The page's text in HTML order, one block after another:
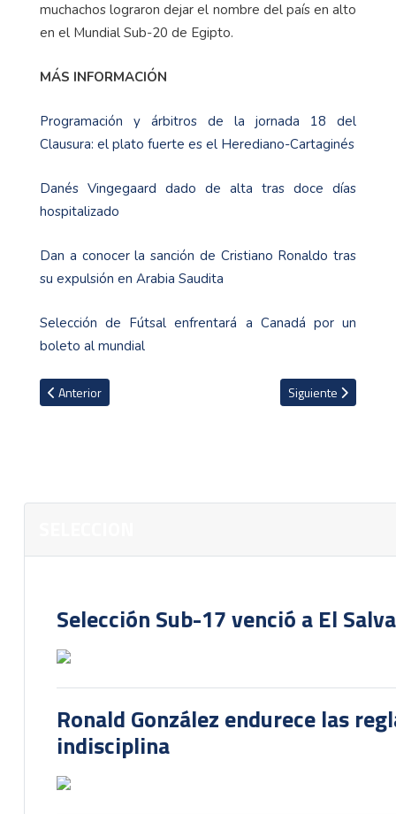
muchachos lograron dejar el nombre del país en alto
en el Mundial Sub-20 de Egipto.
MÁS INFORMACIÓN
Programación y árbitros de la jornada 18 del
Clausura: el plato fuerte es el Herediano-Cartaginés
Danés Vingegaard dado de alta tras doce días
hospitalizado
Dan a conocer la sanción de Cristiano Ronaldo tras
su expulsión en Arabia Saudita
Selección de Fútsal enfrentará a Canadá por un
boleto al mundial
Artículo anterior: VIDEO: El papel que tendrá Randall Poveda en
Anterior Artículo siguiente:
Siguiente
Selección Sub-17 venció a El
Ronald González endurece las
indisciplina